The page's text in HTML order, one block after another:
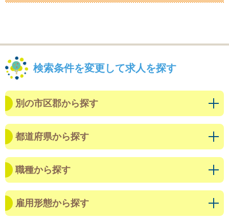
検索条件を変更して求人を探す
別の市区郡から探す
都道府県から探す
職種から探す
雇用形態から探す